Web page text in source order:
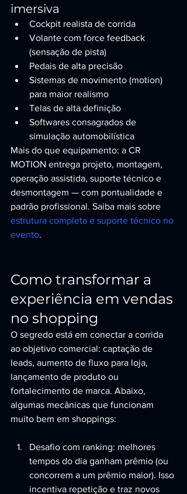
imersiva
Cockpit realista de corrida
Volante com force feedback
(sensação de pista)
Pedais de alta precisão
Sistemas de movimento (motion)
para maior realismo
Telas de alta definição
Softwares consagrados de
simulação automobilística
Mais do que equipamento: a CR
MOTION entrega projeto, montagem,
operação assistida, suporte técnico e
desmontagem — com pontualidade e
padrão profissional. Saiba mais sobre
estrutura completa e suporte técnico no
evento.
Como transformar a
experiência em vendas
no shopping
O segredo está em conectar a corrida
ao objetivo comercial: captação de
leads, aumento de fluxo para loja,
lançamento de produto ou
fortalecimento de marca. Abaixo,
algumas mecânicas que funcionam
muito bem em shoppings:
Desafio com ranking: melhores
tempos do dia ganham prêmio (ou
concorrem a um prêmio maior). Isso
incentiva repetição e traz novos